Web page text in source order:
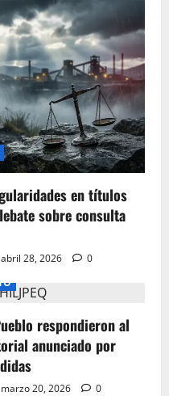
en títulos
sobre consulta
abril 28, 2026
0
respondieron al
anunciado por
marzo 20, 2026 0